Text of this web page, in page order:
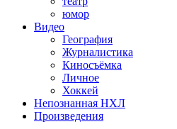
юмор
Видео
География
Журналистика
Киносъёмка
Личное
Хоккей
Непознанная НХЛ
Произведения